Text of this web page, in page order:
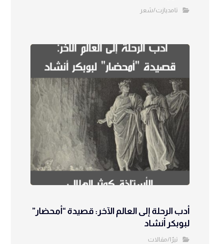
تامديازت/شعر
أدب الرحلة إلى العالم الآخر: قصيدة “أمحضار”
لبوبكر أنشاد
تيرّا/مقالات